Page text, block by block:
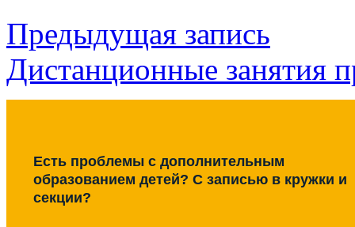
Предыдущая запись
Дистанционные занятия
Есть проблемы с дополнительным
образованием детей? С записью в кружки и
секции?